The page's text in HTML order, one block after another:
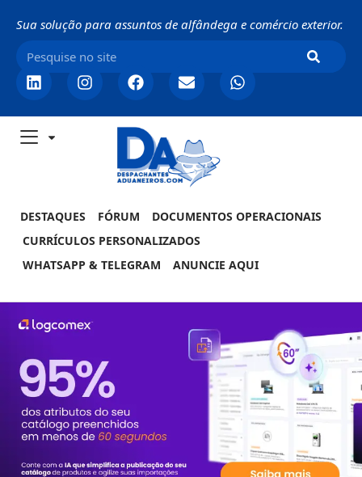
Sua solução para assuntos de alfândega e comércio exterior.
DESTAQUES FÓRUM
DOCUMENTOS OPERACIONAIS
CURRÍCULOS PERSONALIZADOS
WHATSAPP & TELEGRAM
ANUNCIE AQUI